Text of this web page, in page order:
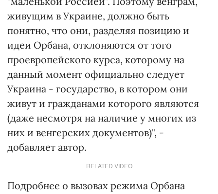
живущим в Украине, должно быть
понятно, что они, разделяя позицию и
идеи Орбана, отклоняются от того
проевропейского курса, которому на
данный момент официально следует
Украина - государство, в котором они
живут и гражданами которого являются
(даже несмотря на наличие у многих из
них и венгерских документов)", -
добавляет автор.
RELATED VIDEO
Подробнее о вызовах режима Орбана